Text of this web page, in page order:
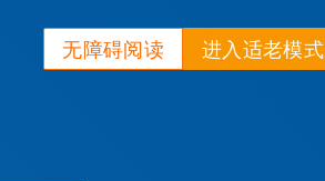
进入适老模式
无障碍阅读